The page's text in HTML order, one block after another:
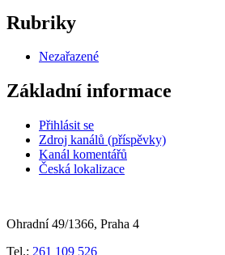
Rubriky
Nezařazené
Základní informace
Přihlásit se
Zdroj kanálů (příspěvky)
Kanál komentářů
Česká lokalizace
Ohradní 49/1366, Praha 4
Tel.: 261 109 526